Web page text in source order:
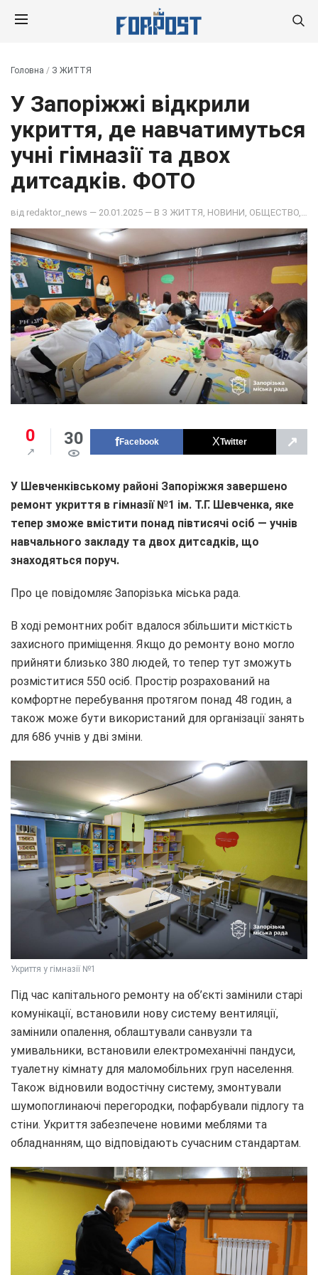
Головна / З ЖИТТЯ
У Запоріжжі відкрили
укриття, де навчатимуться
учні гімназії та двох
дитсадків. ФОТО
від redaktor_news — 20.01.2025 — В З ЖИТТЯ НОВИНИ ОБЩЕСТВО
0 30 Facebook Twitter ↗
У Шевченківському районі Запоріжжя завершено
ремонт укриття в гімназії №1 ім. Т.Г. Шевченка, яке
тепер зможе вмістити понад півтисячі осіб — учнів
навчального закладу та двох дитсадків, що
знаходяться поруч.
Про це повідомляє Запорізька міська рада.
В ході ремонтних робіт вдалося збільшити місткість
захисного приміщення. Якщо до ремонту воно могло
прийняти близько 380 людей, то тепер тут зможуть
розміститися 550 осіб. Простір розрахований на
комфортне перебування протягом понад 48 годин, а
також може бути використаний для організації занять
для 686 учнів у дві зміни.
Укриття у гімназії №1
Під час капітального ремонту на об’єкті замінили старі
комунікації, встановили нову систему вентиляції,
замінили опалення, облаштували санвузли та
умивальники, встановили електромеханічні пандуси,
туалетну кімнату для маломобільних груп населення.
Також відновили водостічну систему, змонтували
шумопоглинаючі перегородки, пофарбували підлогу та
стіни. Укриття забезпечене новими меблями та
обладнанням, що відповідають сучасним стандартам.